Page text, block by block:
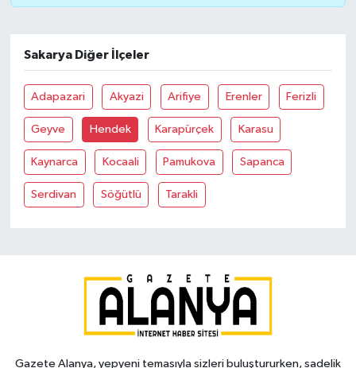
Sakarya Diğer İlçeler
Adapazari Akyazi Arifiye Erenler Ferizli
Geyve Hendek Karapürçek Karasu
Kaynarca Kocaali Pamukova Sapanca
Serdivan Söğütlü Tarakli
Gazete Alanya, yepyeni temasıyla sizleri buluştururken, sadelik